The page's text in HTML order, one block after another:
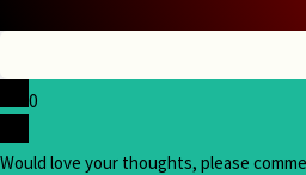
0
Would love your thoughts, please